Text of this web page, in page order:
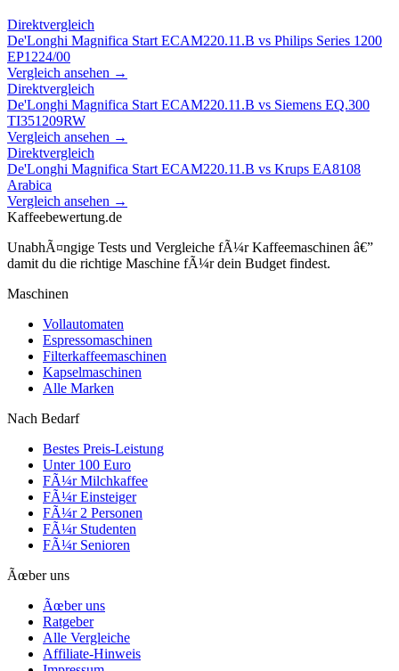
Direktvergleich
De'Longhi Magnifica Start ECAM220.11.B vs Philips Series 1200
EP1224/00
Vergleich ansehen →
Direktvergleich
De'Longhi Magnifica Start ECAM220.11.B vs Siemens EQ.300
TI351209RW
Vergleich ansehen →
Direktvergleich
De'Longhi Magnifica Start ECAM220.11.B vs Krups EA8108
Arabica
Vergleich ansehen →
Kaffeebewertung.de
UnabhÃ¤ngige Tests und Vergleiche fÃ¼r Kaffeemaschinen â€”
damit du die richtige Maschine fÃ¼r dein Budget findest.
Maschinen
Vollautomaten
Espressomaschinen
Filterkaffeemaschinen
Kapselmaschinen
Alle Marken
Nach Bedarf
Bestes Preis-Leistung
Unter 100 Euro
FÃ¼r Milchkaffee
FÃ¼r Einsteiger
FÃ¼r 2 Personen
FÃ¼r Studenten
FÃ¼r Senioren
Ãœber uns
Ãœber uns
Ratgeber
Alle Vergleiche
Affiliate-Hinweis